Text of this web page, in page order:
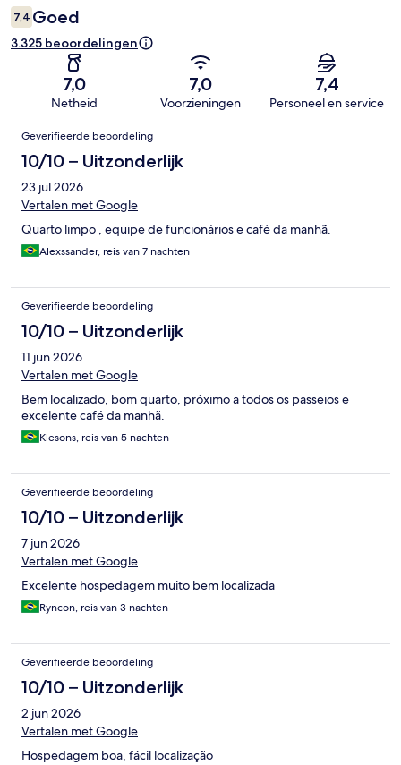
7,4 Goed
3.325 beoordelingen
7,0
Netheid
7,0
Voorzieningen
7,4
Personeel en service
Beoordelingen
Geverifieerde beoordeling
10/10 – Uitzonderlijk
23 jul 2026
Vertalen met Google
Quarto limpo , equipe de funcionários e café da manhã.
Alexssander, reis van 7 nachten
Geverifieerde beoordeling
10/10 – Uitzonderlijk
11 jun 2026
Vertalen met Google
Bem localizado, bom quarto, próximo a todos os passeios e
excelente café da manhã.
Klesons, reis van 5 nachten
Geverifieerde beoordeling
10/10 – Uitzonderlijk
7 jun 2026
Vertalen met Google
Excelente hospedagem muito bem localizada
Ryncon, reis van 3 nachten
Geverifieerde beoordeling
10/10 – Uitzonderlijk
2 jun 2026
Vertalen met Google
Hospedagem boa, fácil localização